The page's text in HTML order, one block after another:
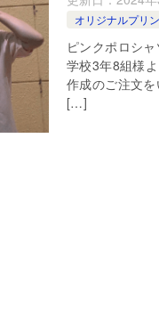
オリジナルプリ
ピンクポロシ
学校3年8組様
作成のご注文
[…]